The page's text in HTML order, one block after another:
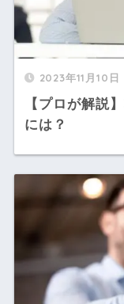
2023年11月10日
【プロが解説
には？